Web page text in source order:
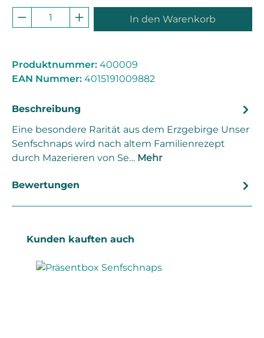
Produkt Anzahl: Gib den
In den Warenkorb
Produktnummer: 400009
EAN Nummer: 4015191009882
Beschreibung
Eine besondere Rarität aus dem Erzgebirge Unser
Senfschnaps wird nach altem Familienrezept
durch Mazerieren von Se… Mehr
Bewertungen
Produktgalerie überspringen
Kunden kauften auch